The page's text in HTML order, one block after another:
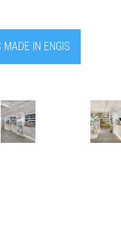
MADE IN ENGIS